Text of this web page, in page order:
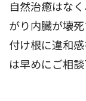
自然治癒はな
がり内臓が壊
付け根に違和
は早めにご相談